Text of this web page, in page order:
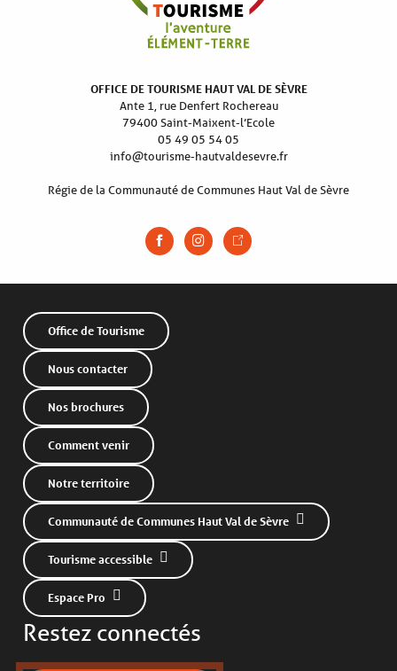
OFFICE DE TOURISME HAUT VAL DE SÈVRE
Ante 1, rue Denfert Rochereau
79400 Saint-Maixent-l’Ecole
05 49 05 54 05
info@tourisme-hautvaldesevre.fr
Régie de la Communauté de Communes Haut Val de Sèvre
Office de Tourisme
Nous contacter
Nos brochures
Comment venir
Notre territoire
Communauté de Communes Haut Val de Sèvre
Tourisme accessible
Espace Pro
Restez connectés